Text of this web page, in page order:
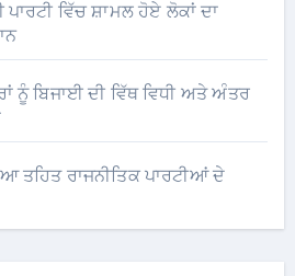
ਵਿੱਚ ਸ਼ਾਮਲ ਹੋਏ ਲੋਕਾਂ ਦਾ
ਨੂੰ ਬਿਜਾਈ ਦੀ ਵਿੱਥ ਵਿਧੀ ਅਤੇ ਅੰਤਰ
ਰਾਜਨੀਤਿਕ ਪਾਰਟੀਆਂ ਦੇ